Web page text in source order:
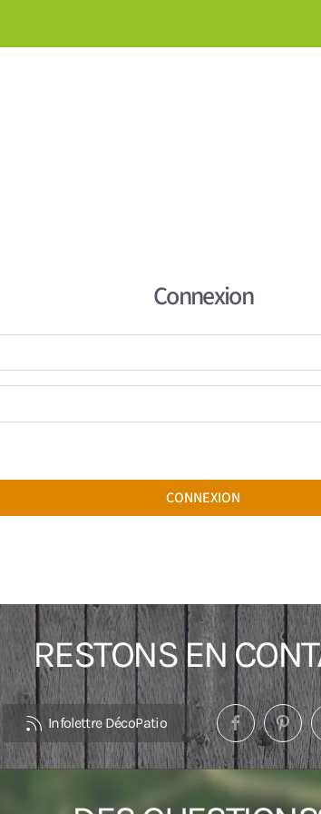
Connexion
CONNEXION
RESTONS EN
Infolettre DécoPatio